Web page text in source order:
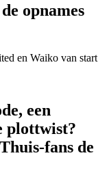
opnames
en Waiko van start
een
plottwist?
fans de